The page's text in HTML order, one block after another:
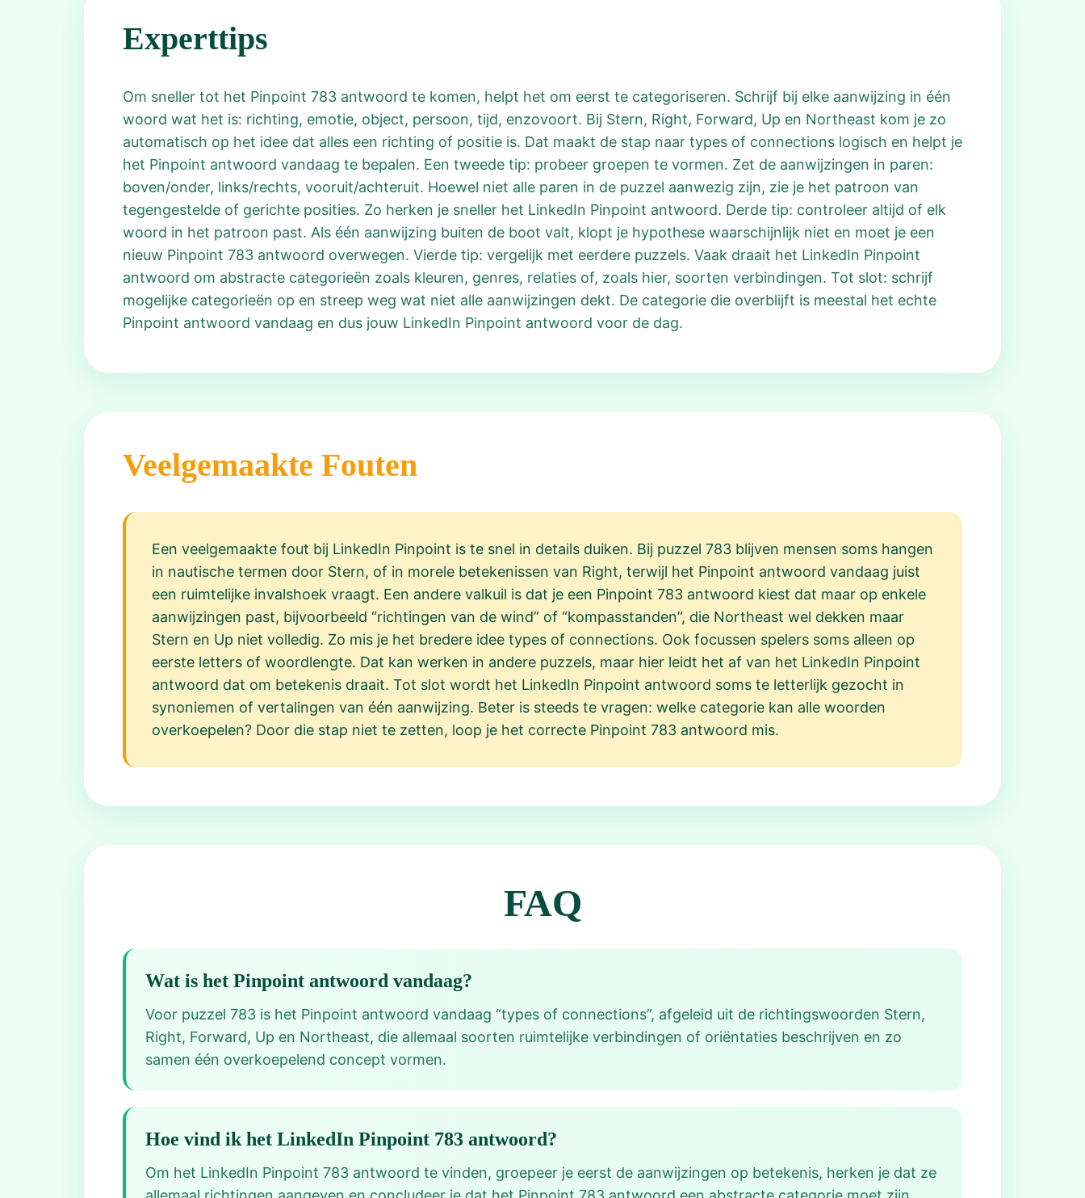
Experttips
Om sneller tot het Pinpoint 783 antwoord te komen, helpt het om eerst te categoriseren. Schrijf bij elke aanwijzing in één
woord wat het is: richting, emotie, object, persoon, tijd, enzovoort. Bij Stern, Right, Forward, Up en Northeast kom je zo
automatisch op het idee dat alles een richting of positie is. Dat maakt de stap naar types of connections logisch en helpt je
het Pinpoint antwoord vandaag te bepalen. Een tweede tip: probeer groepen te vormen. Zet de aanwijzingen in paren:
boven/onder, links/rechts, vooruit/achteruit. Hoewel niet alle paren in de puzzel aanwezig zijn, zie je het patroon van
tegengestelde of gerichte posities. Zo herken je sneller het LinkedIn Pinpoint antwoord. Derde tip: controleer altijd of elk
woord in het patroon past. Als één aanwijzing buiten de boot valt, klopt je hypothese waarschijnlijk niet en moet je een
nieuw Pinpoint 783 antwoord overwegen. Vierde tip: vergelijk met eerdere puzzels. Vaak draait het LinkedIn Pinpoint
antwoord om abstracte categorieën zoals kleuren, genres, relaties of, zoals hier, soorten verbindingen. Tot slot: schrijf
mogelijke categorieën op en streep weg wat niet alle aanwijzingen dekt. De categorie die overblijft is meestal het echte
Pinpoint antwoord vandaag en dus jouw LinkedIn Pinpoint antwoord voor de dag.
Veelgemaakte Fouten
Een veelgemaakte fout bij LinkedIn Pinpoint is te snel in details duiken. Bij puzzel 783 blijven mensen soms hangen
in nautische termen door Stern, of in morele betekenissen van Right, terwijl het Pinpoint antwoord vandaag juist
een ruimtelijke invalshoek vraagt. Een andere valkuil is dat je een Pinpoint 783 antwoord kiest dat maar op enkele
aanwijzingen past, bijvoorbeeld “richtingen van de wind” of “kompasstanden”, die Northeast wel dekken maar
Stern en Up niet volledig. Zo mis je het bredere idee types of connections. Ook focussen spelers soms alleen op
eerste letters of woordlengte. Dat kan werken in andere puzzels, maar hier leidt het af van het LinkedIn Pinpoint
antwoord dat om betekenis draait. Tot slot wordt het LinkedIn Pinpoint antwoord soms te letterlijk gezocht in
synoniemen of vertalingen van één aanwijzing. Beter is steeds te vragen: welke categorie kan alle woorden
overkoepelen? Door die stap niet te zetten, loop je het correcte Pinpoint 783 antwoord mis.
FAQ
Wat is het Pinpoint antwoord vandaag?
Voor puzzel 783 is het Pinpoint antwoord vandaag “types of connections”, afgeleid uit de richtingswoorden Stern,
Right, Forward, Up en Northeast, die allemaal soorten ruimtelijke verbindingen of oriëntaties beschrijven en zo
samen één overkoepelend concept vormen.
Hoe vind ik het LinkedIn Pinpoint 783 antwoord?
Om het LinkedIn Pinpoint 783 antwoord te vinden, groepeer je eerst de aanwijzingen op betekenis, herken je dat ze